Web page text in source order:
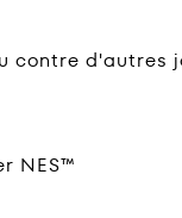
contre d'autres
NES™